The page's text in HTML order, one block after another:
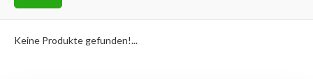
Keine Produkte gefunden!...